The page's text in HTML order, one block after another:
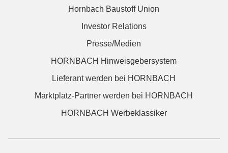
Hornbach Baustoff Union
Investor Relations
Presse/Medien
HORNBACH Hinweisgebersystem
Lieferant werden bei HORNBACH
Marktplatz-Partner werden bei HORNBACH
HORNBACH Werbeklassiker